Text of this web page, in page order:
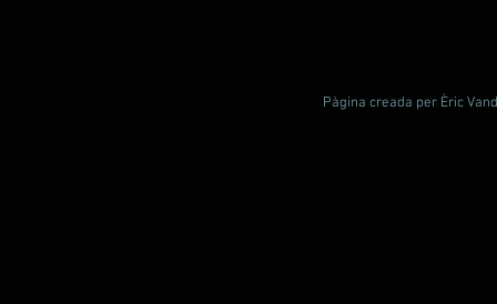
Pàgina creada per Èric